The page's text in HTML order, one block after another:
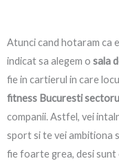
Atunci cand hotaram ca
indicat sa alegem o sala
fie in cartierul in care
fitness Bucuresti
companii. Astfel, vei
sport si te vei ambitiona
fie foarte grea, desi sunt